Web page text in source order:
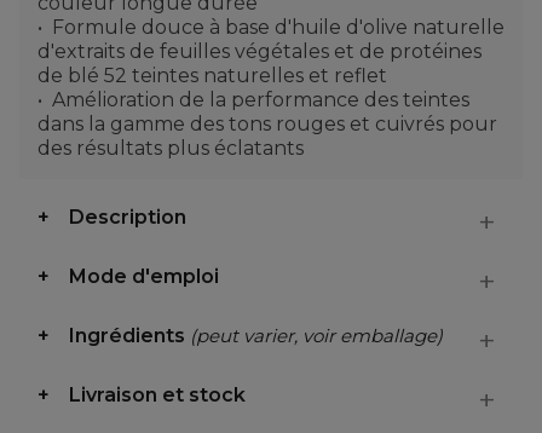
Formule douce à base d'huile d'olive naturelle
d'extraits de feuilles végétales et de protéines
de blé 52 teintes naturelles et reflet
Amélioration de la performance des teintes
dans la gamme des tons rouges et cuivrés pour
des résultats plus éclatants
Description
Mode d'emploi
Ingrédients (peut varier, voir emballage)
Livraison et stock